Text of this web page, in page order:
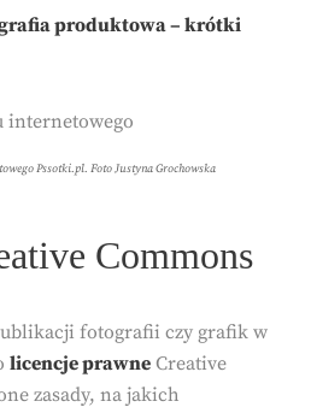
produktowa – krótki
Pssotki.pl. Foto Justyna Grochowska
Commons
fotografii czy grafik w
licencje prawne Creative
zasady, na jakich